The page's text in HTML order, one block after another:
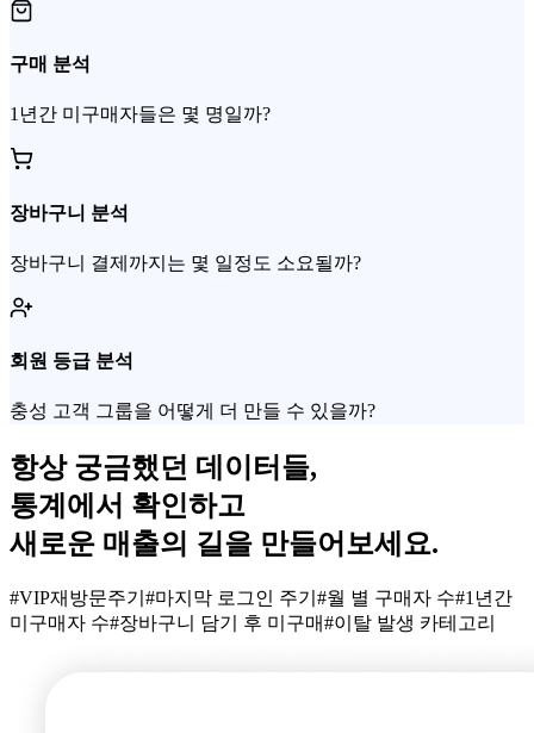
구매 분석
1년간 미구매자들은 몇 명일까?
장바구니 분석
장바구니 결제까지는 몇 일정도 소요될까?
회원 등급 분석
충성 고객 그룹을 어떻게 더 만들 수 있을까?
항상 궁금했던 데이터들,
통계에서 확인하고
새로운 매출의 길을 만들어보세요.
#VIP재방문주기 #마지막 로그인 주기 #월 별 구매자 수#1년간
미구매자 수#장바구니 담기 후 미구매#이탈 발생 카테고리